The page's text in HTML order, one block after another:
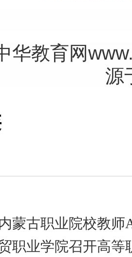
华教育网
源
蒙古职业院校教师
职业学院召开高等